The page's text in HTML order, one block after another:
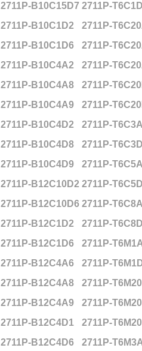
2711P-B10C15D7 2711P-T6C1D
2711P-B10C1D2
2711P-
2711P-B10C1D6
2711P-
2711P-B10C4A2
2711P-
2711P-B10C4A8
2711P-
2711P-B10C4A9
2711P-
2711P-B10C4D2
2711P-T6C3A
2711P-B10C4D8
2711P-T6C3D
2711P-B10C4D9
2711P-T6C5A
2711P-B12C10D2 2711P-T6C5D
2711P-B12C10D6 2711P-T6C8A
2711P-B12C1D2
2711P-T6C8D
2711P-B12C1D6
2711P-
2711P-B12C4A6
2711P-
2711P-B12C4A8
2711P-
2711P-B12C4A9
2711P-
2711P-B12C4D1
2711P-
2711P-B12C4D6
2711P-